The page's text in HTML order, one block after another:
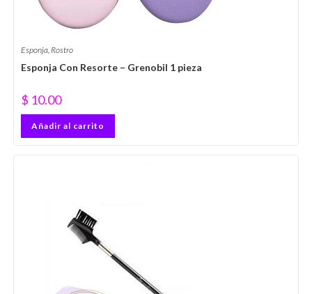
Esponja, Rostro
Esponja Con Resorte – Grenobil 1 pieza
$ 10.00
Añadir al carrito